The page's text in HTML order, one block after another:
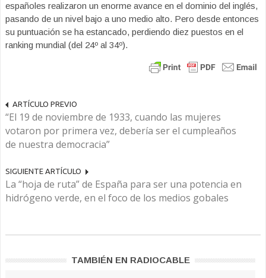
españoles realizaron un enorme avance en el dominio del inglés,
pasando de un nivel bajo a uno medio alto. Pero desde entonces
su puntuación se ha estancado, perdiendo diez puestos en el
ranking mundial (del 24º al 34º).
ARTÍCULO PREVIO
“El 19 de noviembre de 1933, cuando las mujeres
votaron por primera vez, debería ser el cumpleaños
de nuestra democracia”
SIGUIENTE ARTÍCULO
La “hoja de ruta” de España para ser una potencia en
hidrógeno verde, en el foco de los medios gobales
TAMBIÉN EN RADIOCABLE